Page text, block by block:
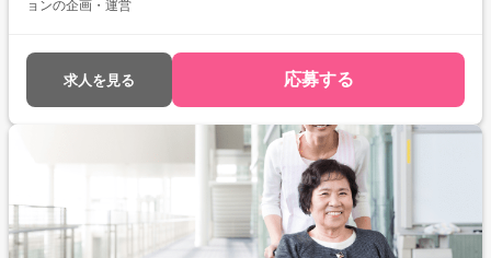
ョンの企画・運営
求人を見る 応募する